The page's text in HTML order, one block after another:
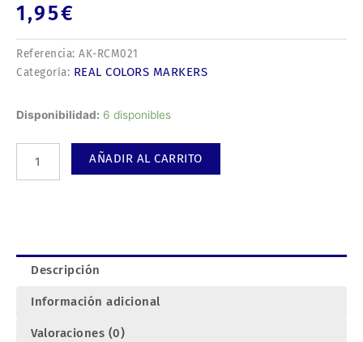
1,95€
Referencia: AK-RCM021
Categoría: REAL COLORS MARKERS
Disponibilidad: 6 disponibles
Rotulador
DRAB,
AÑADIR AL CARRITO
Descripción
Información adicional
Valoraciones (0)